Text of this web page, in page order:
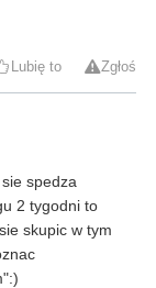
Lubię to Zgłoś
spedza
2 tygodni to
skupic w tym